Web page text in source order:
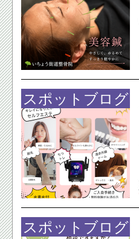
スポットブログ
スポットブログ